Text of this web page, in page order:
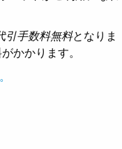
引手数料無料となりま
かかります。